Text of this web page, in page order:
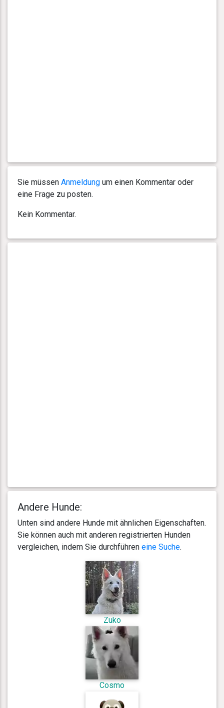
Sie müssen Anmeldung um einen Kommentar oder
eine Frage zu posten.
Kein Kommentar.
Andere Hunde:
Unten sind andere Hunde mit ähnlichen Eigenschaften.
Sie können auch mit anderen registrierten Hunden
vergleichen, indem Sie durchführen eine Suche.
Zuko
Cosmo